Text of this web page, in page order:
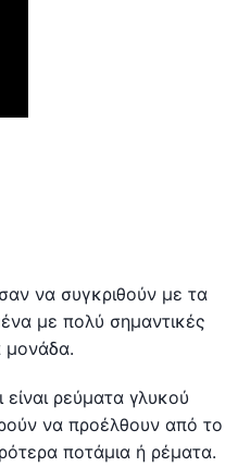
να συγκριθούν με τα
με πολύ σημαντικές
μονάδα.
ρεύματα γλυκού
να προέλθουν από το
ποτάμια ή ρέματα.